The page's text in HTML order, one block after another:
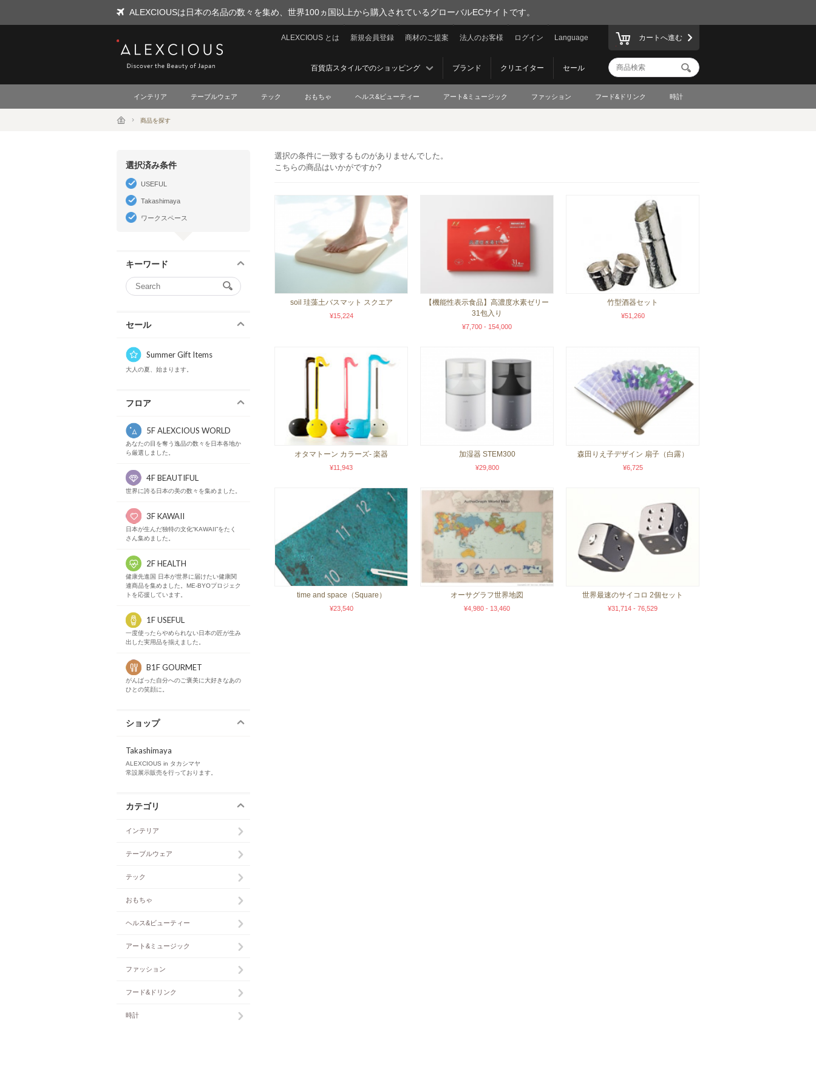
ALEXCIOUSは日本の名品の数々を集め、世界100ヵ国以上から購入されているグローバルECサイトです。
ALEXCIOUS
Language
ログイン
法人のお客様
商材のご提案
新規会員登録
ALEXCIOUS とは
セール
クリエイター
ブランド
百貨店スタイルでのショッピング
カートへ進む
インテリア テーブルウェア テック おもちゃ ヘルス&ビューティー アート&ミュージック ファッション フード&ドリンク 時計
商品を探す
選択済み条件
USEFUL
Takashimaya
ワークスペース
キーワード
セール
Summer Gift Items
大人の夏、始まります。
フロア
5F ALEXCIOUS WORLD
あなたの目を奪う逸品の数々を日本各地か
ら厳選しました。
4F BEAUTIFUL
世界に誇る日本の美の数々を集めました。
3F KAWAII
日本が生んだ独特の文化“KAWAII”をたく
さん集めました。
2F HEALTH
健康先進国 日本が世界に届けたい健康関
連商品を集めました。ME-BYOプロジェク
トを応援しています。
1F USEFUL
一度使ったらやめられない日本の匠が生み
出した実用品を揃えました。
B1F GOURMET
がんばった自分へのご褒美に大好きなあの
ひとの笑顔に。
ショップ
Takashimaya
ALEXCIOUS in タカシマヤ
常設展示販売を行っております。
カテゴリ
インテリア
テーブルウェア
テック
おもちゃ
ヘルス&ビューティー
アート&ミュージック
ファッション
フード&ドリンク
時計
選択の条件に一致するものがありませんでした。
こちらの商品はいかがですか?
soil 珪藻土バスマット スクエア
¥15,224
【機能性表示食品】高濃度水素ゼリー
31包入り
¥7,700 - 154,000
竹型酒器セット
¥51,260
オタマトーン カラーズ- 楽器
¥11,943
加湿器 STEM300
¥29,800
森田りえ子デザイン 扇子（白露）
¥6,725
time and space（Square）
¥23,540
オーサグラフ世界地図
¥4,980 - 13,460
世界最速のサイコロ 2個セット
¥31,714 - 76,529